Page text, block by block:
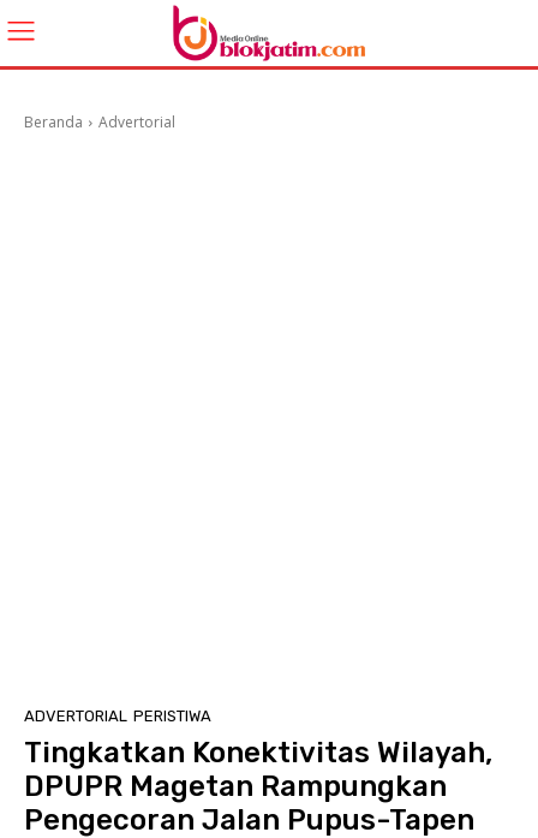
Beranda Advertorial
ADVERTORIAL PERISTIWA
Tingkatkan Konektivitas Wilayah,
DPUPR Magetan Rampungkan
Pengecoran Jalan Pupus-Tapen